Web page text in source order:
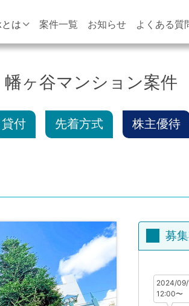
は 案件一覧 お知らせ よくある質
幡ヶ谷マンション案件
貸付 先着方式 株主優待
募
2024/09/
12:00〜